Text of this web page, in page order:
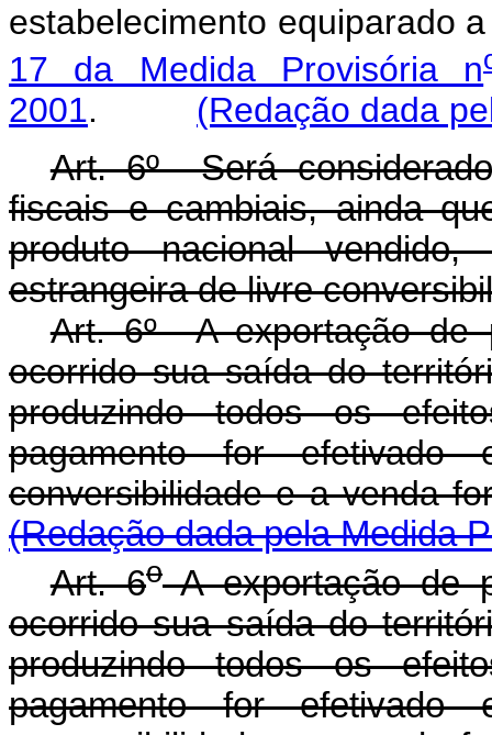
estabelecimento equiparado
17 da Medida Provisória n
2001. (Redação dada
Art. 6º Será
fiscais e cambiais, ainda
produto nacional vendido,
estrangeira de livre
Art. 6º A exportação de
ocorrido sua saída do
produzindo todos os
pagamento for efetivado
conversibilidade e a
(Redação dada pela Medida
Art. 6oA exportação de
ocorrido sua saída do
produzindo todos os
pagamento for efetivado